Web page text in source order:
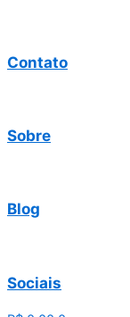
Contato
Sobre
Blog
Sociais